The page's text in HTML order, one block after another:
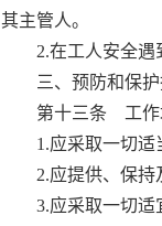
其主管人。
2.在工人安全遇到
三、预防和保护
第十三条 工作
1.应采取一切适当
2.应提供、保持及
3.应采取一切适宜